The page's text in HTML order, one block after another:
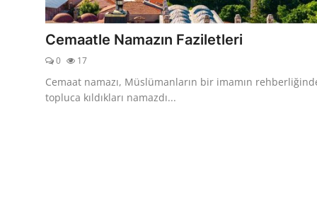
DUALAR
KİMDİR?
DİNİ MESAJLAR
Cemaatle Namazın Faziletleri
0 17
Cemaat namazı, Müslümanların bir imamın
topluca kıldıkları namazdı...